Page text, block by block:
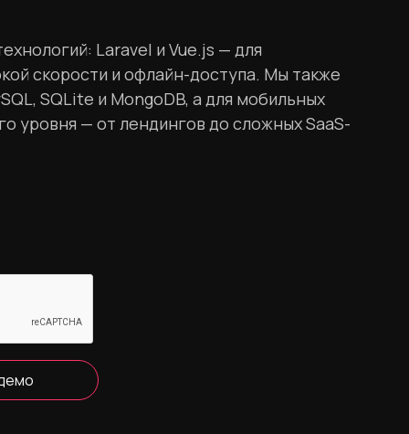
Laravel и Vue.js — для
скорости и офлайн-доступа. Мы также
SQLite и MongoDB, а для мобильных
— от лендингов до сложных SaaS-